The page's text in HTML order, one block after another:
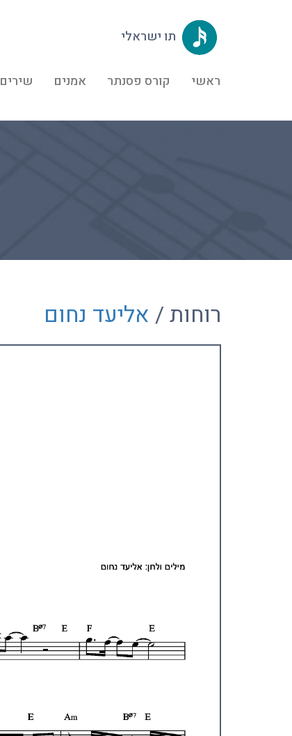
תו ישראלי
ראשי קורס פסנתר אמנים שירים
רוחות / אליעד נחום